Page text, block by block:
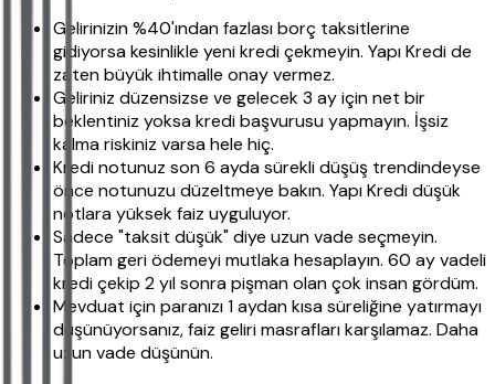
Gelirinizin %40'ından fazlası borç taksitlerine
gidiyorsa kesinlikle yeni kredi çekmeyin. Yapı Kredi de
zaten büyük ihtimalle onay vermez.
Geliriniz düzensizse ve gelecek 3 ay için net bir
beklentiniz yoksa kredi başvurusu yapmayın. İşsiz
kalma riskiniz varsa hele hiç.
Kredi notunuz son 6 ayda sürekli düşüş trendindeyse
önce notunuzu düzeltmeye bakın. Yapı Kredi düşük
notlara yüksek faiz uyguluyor.
Sadece "taksit düşük" diye uzun vade seçmeyin.
Toplam geri ödemeyi mutlaka hesaplayın. 60 ay vadeli
kredi çekip 2 yıl sonra pişman olan çok insan gördüm.
Mevduat için paranızı 1 aydan kısa süreliğine yatırmayı
düşünüyorsanız, faiz geliri masrafları karşılamaz. Daha
uzun vade düşünün.